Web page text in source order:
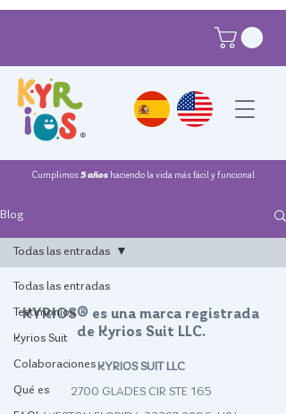
Cumplimos5 añoshaciendo la vida más fácil y funcional
®
Blog
Todas las entradas
Testimonios
Kyrios Suit
Colaboraciones
Qué es
Todas las entradas
Traje control postural
KYRIOS® es una marca registrada
de Kyrios Suit LLC.
KYRIOS SUIT LLC
2700 GLADES CIR STE 165